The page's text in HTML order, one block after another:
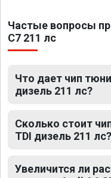
Частые вопросы
C7 211 лс
Что дает чип
дизель 211 лс?
Сколько стоит
TDI дизель 211 лс?
Увеличится ли